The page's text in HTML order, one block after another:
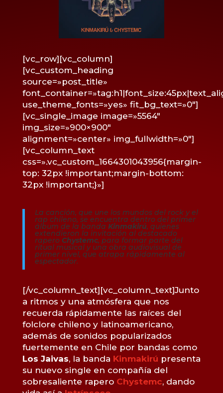
[vc_row][vc_column]
[vc_custom_heading
source=»post_title»
use_theme_fonts=»yes» fit_bg_text=»0″]
[vc_single_image image=»5564″
img_size=»900×900″
alignment=»center» img_fullwidth=»0″]
[vc_column_text
css=».vc_custom_1664301043956{margin-
top: 32px !important;margin-bottom:
32px !important;}»]
La canción, que une los mundos del rock y el
rap chileno, se encuentra dentro del primer
álbum de la banda Kinmakirú, quienes
extendieron la invitación al destacado
rapero Chystemc, para formar parte del
ritual musical y una obra audiovisual de
primer nivel, que atrapa rápidamente al
espectador.
[/vc_column_text][vc_column_text]Junto
a ritmos y una atmósfera que nos
recuerda rápidamente las raíces del
folclore chileno y latinoamericano,
además de sonidos popularizados
fuertemente en Chile por bandas como
Los Jaivas, la banda Kinmakirú presenta
su nuevo single en compañía del
sobresaliente rapero Chystemc, dando